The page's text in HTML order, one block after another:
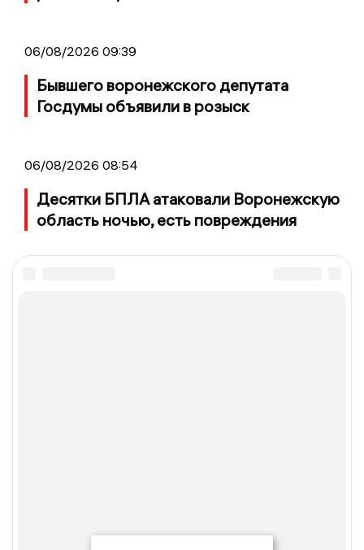
06/08/2026 09:39
Бывшего воронежского депутата
Госдумы объявили в розыск
06/08/2026 08:54
Десятки БПЛА атаковали Воронежскую
область ночью, есть повреждения